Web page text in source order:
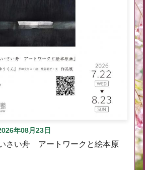
年08月23日
さい舟 アートワークと絵本原